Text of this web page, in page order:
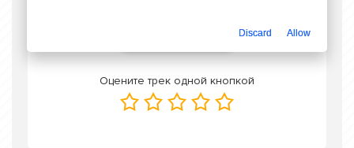
Оцените трек одной кнопкой
Discard Allow